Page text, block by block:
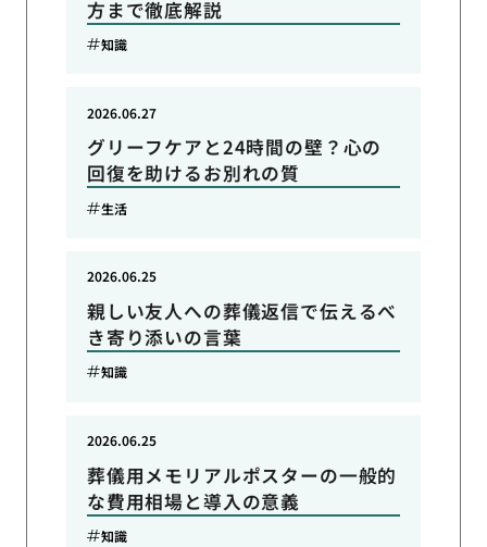
方まで徹底解説
知識
グリーフケアと24時間の壁？心の
回復を助けるお別れの質
2026.06.27
生活
親しい友人への葬儀返信で伝えるべ
き寄り添いの言葉
2026.06.25
知識
葬儀用メモリアルポスターの一般的
な費用相場と導入の意義
2026.06.25
知識